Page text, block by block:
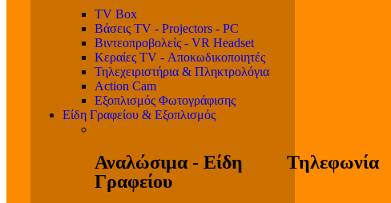
TV Box
Βάσεις TV - Projectors - PC
Βιντεοπροβολείς - VR Headset
Κεραίες TV - Αποκωδικοποιητές
Τηλεχειριστήρια & Πληκτρολόγια
Action Cam
Εξοπλισμός Φωτογράφισης
Είδη Γραφείου & Εξοπλισμός
Αναλώσιμα - Είδη
Γραφείου
Τηλεφωνία